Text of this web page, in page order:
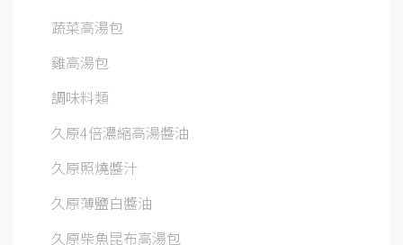
蔬菜高湯包
雞高湯包
調味料類
久原4倍濃縮高湯醬油
久原照燒醬汁
久原薄鹽白醬油
久原柴魚昆布高湯包